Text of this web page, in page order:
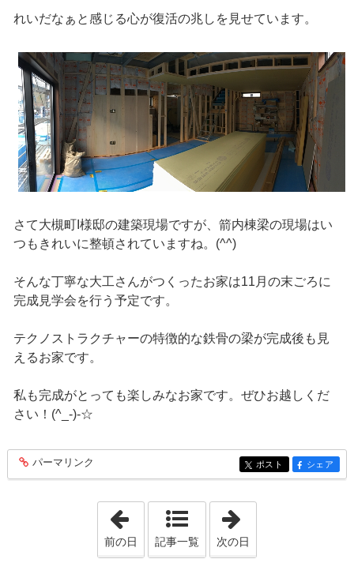
れいだなぁと感じる心が復活の兆しを見せています。
さて大槻町I様邸の建築現場ですが、箭内棟梁の現場はい
つもきれいに整頓されていますね。(^^)
そんな丁寧な大工さんがつくったお家は11月の末ごろに
完成見学会を行う予定です。
テクノストラクチャーの特徴的な鉄骨の梁が完成後も見
えるお家です。
私も完成がとっても楽しみなお家です。ぜひお越しくだ
さい！(^_-)-☆
entry354
パーマリンク entry354
ポスト entry354
シェア
「2020年7月21日」
前の日 記事一覧 次の日